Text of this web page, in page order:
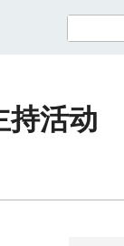
持活动